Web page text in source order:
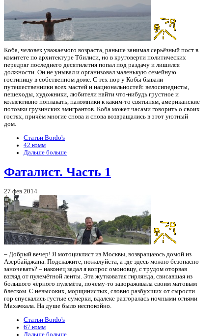
Коба, человек уважаемого возраста, раньше занимал серьёзный пост в
комитете по архитектуре Тбилиси, но в круговерти политических
передряг последнего десятилетия попал под раздачу и лишился
должности. Он не унывал и организовал маленькую семейную
гостиницу в собственном доме. С тех пор у Кобы бывали
путешественники всех мастей и национальностей: велосипедисты,
пешеходы, художники, любители найти что-нибудь грустное и
коллективно поплакать, паломники к каким-то святыням, американские
потомки грузинских эмигрантов. Коба может часами говорить о своих
гостях, причём многие снова и снова возвращались в этот уютный
дом.
Статьи Bordo's
42 комм
Дальше больше
Фаталист. Часть 1
27 фев 2014
– Добрый вечер! Я мотоциклист из Москвы, возвращаюсь домой из
Азербайджана. Подскажите, пожалуйста, а где здесь можно безопасно
заночевать? – наконец задал я вопрос омоновцу, с трудом оторвав
взгляд от пулемётной ленты. Эта жутковатая гирлянда, свисавшая из
большого чёрного пулемёта, почему-то завораживала своим матовым
блеском. С невысоких, морщинистых, словно разбухших от сырости
гор спускались густые сумерки, вдалеке разгоралась ночными огнями
Махачкала. На душе было неспокойно.
Статьи Bordo's
67 комм
Дальше больше